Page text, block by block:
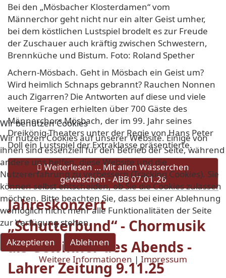
Bei den „Mösbacher Klosterdamen“ vom
Männerchor geht nicht nur ein alter Geist umher,
bei dem köstlichen Lustspiel brodelt es zur Freude
der Zuschauer auch kräftig zwischen Schwestern,
Brennküche und Bistum. Foto: Roland Spether
Achern-Mösbach. Geht in Mösbach ein Geist um?
Wird heimlich Schnaps gebrannt? Rauchen Nonnen
auch Zigarren? Die Antworten auf diese und viele
weitere Fragen erhielten über 700 Gäste des
Männerchors Mösbach, der im 99. Jahr seines
Dreikönig-Theaters unter der Regie von Hans Peter
Doll ein Lustspiel der Extraklasse präsentierte.
Weiterlesen … Mit allen Wässerchen
gewaschen - ABB 07.01.26
Jahreskonzert
„Schutterbund“ - Chormusik
als Gewinner des Abends -
Lahrer Zeitung 9.11.25
Wir benutzen Cookies
Wir nutzen Cookies auf unserer Website. Einige von
ihnen sind essenziell für den Betrieb der Seite, während
andere uns helfen, diese Website und die
Nutzererfahrung zu verbessern (Tracking Cookies). Sie
können selbst entscheiden, ob Sie die Cookies zulassen
möchten. Bitte beachten Sie, dass bei einer Ablehnung
womöglich nicht mehr alle Funktionalitäten der Seite
zur Verfügung stehen.
Akzeptieren
Ablehnen
Weitere Informationen | Impressum